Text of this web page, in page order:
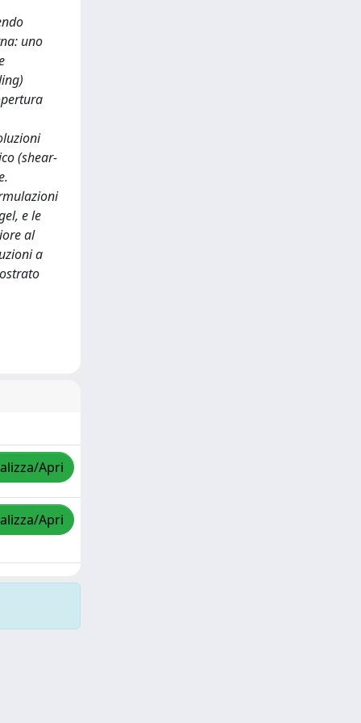
uno
(shear-
e le
al
a
Apri
Apri